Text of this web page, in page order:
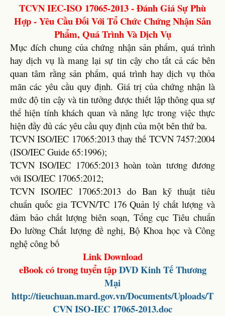
TCVN IEC-ISO 17065-2013 - Đánh Giá Sự Phù
Hợp - Yêu Cầu Đối Với Tổ Chức Chứng Nhận Sản
Phẩm, Quá Trình Và Dịch Vụ
Mục đích chung của chứng nhận sản phẩm, quá trình
hay dịch vụ là mang lại sự tin cậy cho tất cả các bên
quan tâm rằng sản phẩm, quá trình hay dịch vụ thỏa
mãn các yêu cầu quy định. Giá trị của chứng nhận là
mức độ tin cậy và tin tưởng được thiết lập thông qua sự
thể hiện tính khách quan và năng lực trong việc thực
hiện đầy đủ các yêu cầu quy định của một bên thứ ba.
TCVN ISO/IEC 17065:2013 thay thế TCVN 7457:2004
(ISO/IEC Guide 65:1996);
TCVN ISO/IEC 17065:2013 hoàn toàn tương đương
với ISO/IEC 17065:2012;
TCVN ISO/IEC 17065:2013 do Ban kỹ thuật tiêu
chuẩn quốc gia TCVN/TC 176 Quản lý chất lượng và
đảm bảo chất lượng biên soạn, Tổng cục Tiêu chuẩn
Đo lường Chất lượng đề nghị, Bộ Khoa học và Công
nghệ công bố
Link Download
eBook có trong tuyển tậpDVDKinh Tế Thương
Mại
http://tieuchuan.mard.gov.vn/Documents/Uploads/T
CVN ISO-IEC 17065-2013.doc